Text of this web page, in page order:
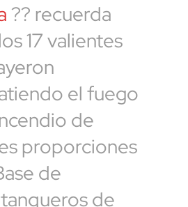
?? recuerda
17 valientes
el fuego
de
proporciones
de
de